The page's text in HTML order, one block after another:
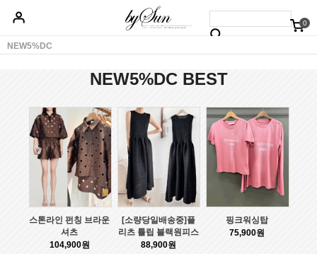
0
베스트50
NEW5%DC
NEW5%DC BEST
스톤라인 펀칭 브라운
셔츠
104,900원
[소량당일배송중]플
리츠 튤립 블랙원피스
88,900원
핑크워싱탑
75,900원